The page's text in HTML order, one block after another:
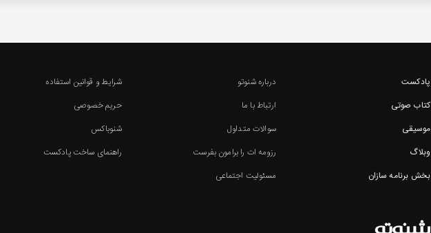
پادکست
کتاب صوتی
موسیقی
وبلاگ
بخش برنامه سازان
درباره شنوتو
ارتباط با ما
سوالات متداول
رزومه ات را برامون بفرست
مسئولیت اجتماعی
شرایط و قوانین استفاده
حریم خصوصی
شنوباکس
راهنمای ساخت پادکست